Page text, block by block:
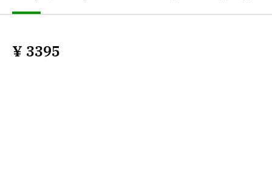
¥ 3395